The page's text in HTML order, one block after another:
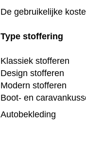
De gebruikelijke
Type stoffering
Klassiek stofferen
Design stofferen
Modern stofferen
Boot- en
Autobekleding